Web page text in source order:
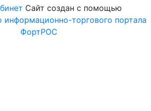
Сайт создан с помощью
информационно-торгового портала
ФортРОС